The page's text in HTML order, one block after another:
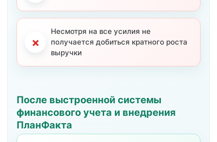
×
Несмотря на все усилия не
получается добиться кратного роста
выручки
После выстроенной системы
финансового учета и внедрения
ПланФакта